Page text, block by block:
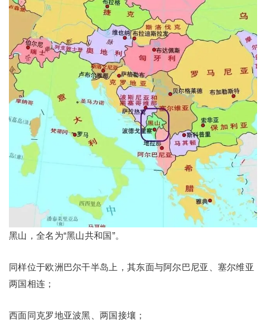
黑山，全名为“黑山共和国”。
同样位于欧洲巴尔干半岛上，其东面与阿尔巴尼亚、塞尔维亚
两国相连；
西面同克罗地亚波黑、两国接壤；